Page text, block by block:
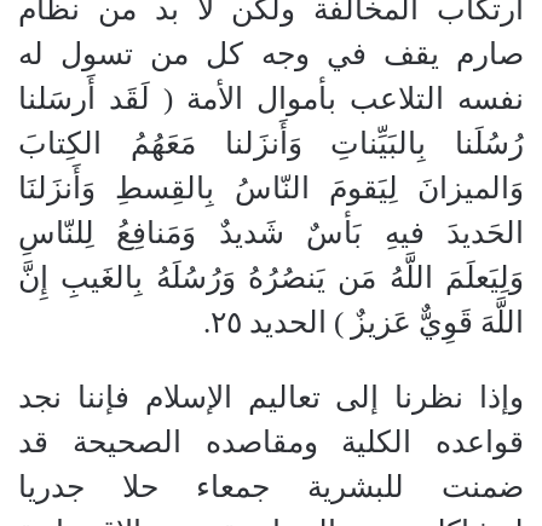
ارتكاب المخالفة ولكن لا بد من نظام
صارم يقف في وجه كل من تسول له
نفسه التلاعب بأموال الأمة ( لَقَد أَرسَلنا
رُسُلَنا بِالبَيِّناتِ وَأَنزَلنا مَعَهُمُ الكِتابَ
وَالميزانَ لِيَقومَ النّاسُ بِالقِسطِ وَأَنزَلنَا
الحَديدَ فيهِ بَأسٌ شَديدٌ وَمَنافِعُ لِلنّاسِ
وَلِيَعلَمَ اللَّهُ مَن يَنصُرُهُ وَرُسُلَهُ بِالغَيبِ إِنَّ
اللَّهَ قَوِيٌّ عَزيزٌ ) الحديد ٢٥.
وإذا نظرنا إلى تعاليم الإسلام فإننا نجد
قواعده الكلية ومقاصده الصحيحة قد
ضمنت للبشرية جمعاء حلا جدريا